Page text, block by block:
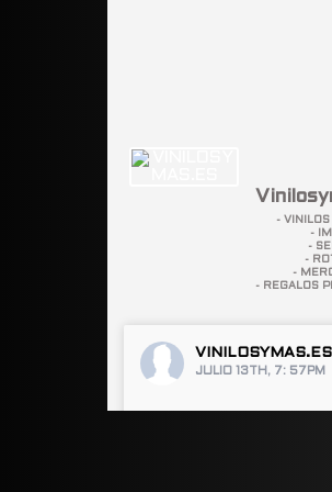
-
-
-
-
-
- REGALOS
VINILOSYMAS.ES
JULIO 13TH, 7: 57PM